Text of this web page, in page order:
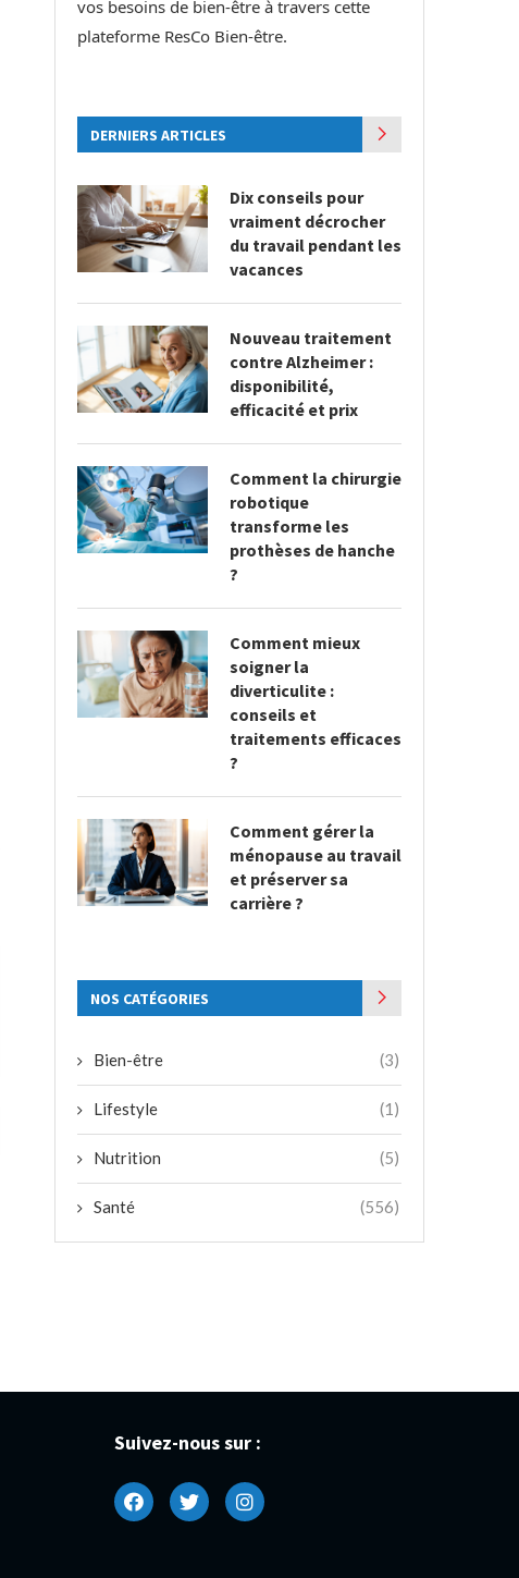
vos besoins de bien-être à travers cette
plateforme ResCo Bien-être.
DERNIERS ARTICLES
Dix conseils pour
vraiment décrocher
du travail pendant les
vacances
Nouveau traitement
contre Alzheimer :
disponibilité,
efficacité et prix
Comment la chirurgie
robotique
transforme les
prothèses de hanche
?
Comment mieux
soigner la
diverticulite :
conseils et
traitements efficaces
?
Comment gérer la
ménopause au travail
et préserver sa
carrière ?
NOS CATÉGORIES
Bien-être (3)
Lifestyle (1)
Nutrition (5)
Santé (556)
Suivez-nous sur :